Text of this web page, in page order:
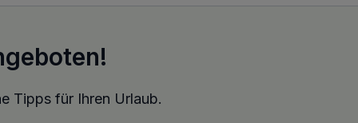
Tipps für Ihren Urlaub.